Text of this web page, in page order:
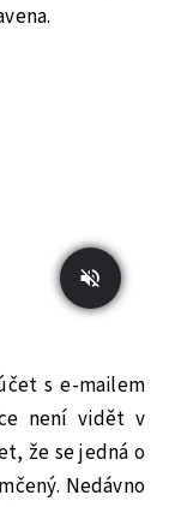
s e-mailem
není vidět v
že se jedná o
Nedávno